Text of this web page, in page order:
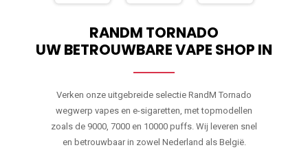
RANDM TORNADO
UW BETROUWBARE VAPE SHOP IN
Verken onze uitgebreide selectie RandM Tornado
wegwerp vapes en e-sigaretten, met topmodellen
zoals de 9000, 7000 en 10000 puffs. Wij leveren snel
en betrouwbaar in zowel Nederland als België.